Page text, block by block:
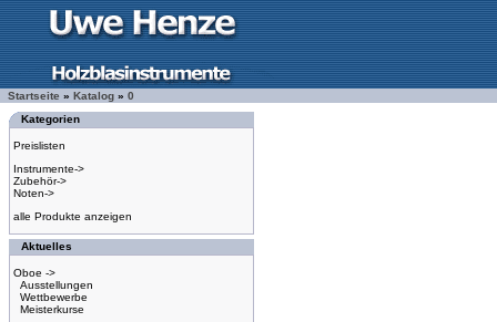
Startseite » Katalog » 0
Kategorien
Preislisten
Instrumente->
Zubehör->
Noten->
alle Produkte anzeigen
Aktuelles
Oboe ->
Ausstellungen
Wettbewerbe
Meisterkurse